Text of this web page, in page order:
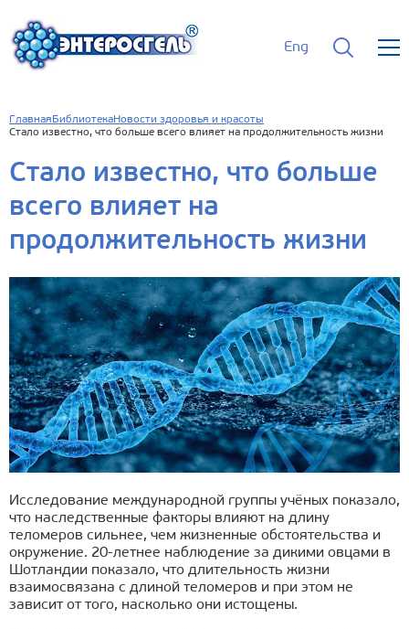
Eng
Главная БиблиотекаНовости здоровья и красоты
Стало известно, что больше всего влияет на продолжительность жизни
Стало известно, что больше
всего влияет на
продолжительность жизни
Исследование международной группы учёных показало,
что наследственные факторы влияют на длину
теломеров сильнее, чем жизненные обстоятельства и
окружение. 20-летнее наблюдение за дикими овцами в
Шотландии показало, что длительность жизни
взаимосвязана с длиной теломеров и при этом не
зависит от того, насколько они истощены.